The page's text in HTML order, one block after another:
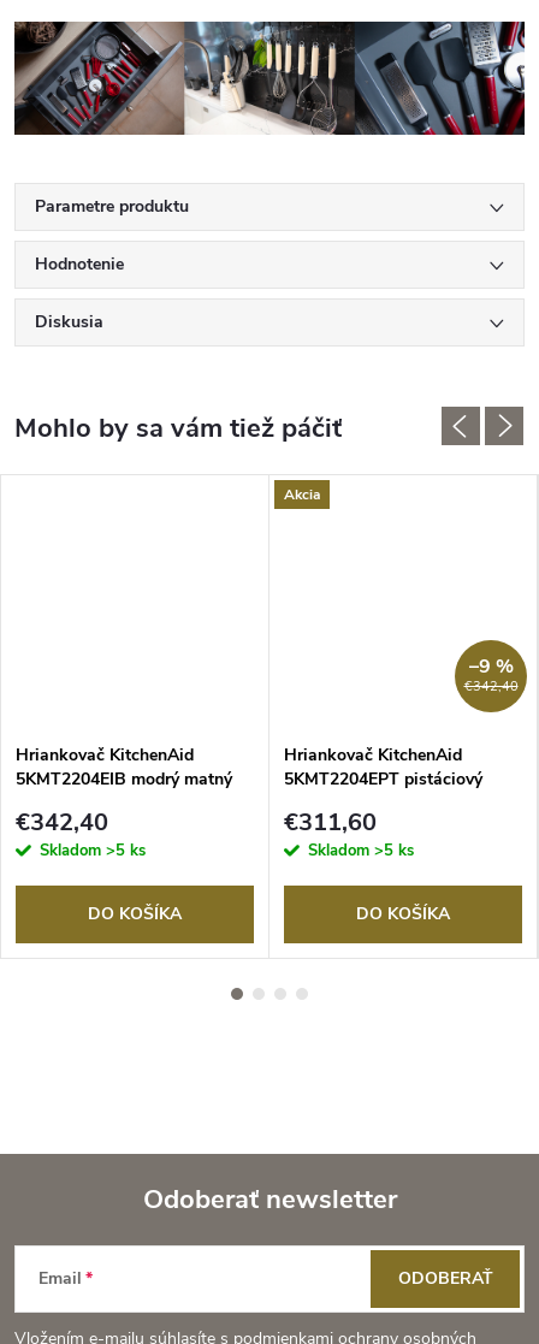
Parametre produktu
Hodnotenie
Diskusia
Hriankovač KitchenAid
5KMT2204EIB modrý matný
€342,40
Skladom >5 ks
DO KOŠÍKA
Akcia
€342,40
–9 %
Hriankovač KitchenAid
5KMT2204EPT pistáciový
€311,60
Skladom >5 ks
DO KOŠÍKA
Z
á
Odoberať newsletter
Email
Vložením e-mailu súhlasíte s podmienkami ochrany osobných
ODOBERAŤ